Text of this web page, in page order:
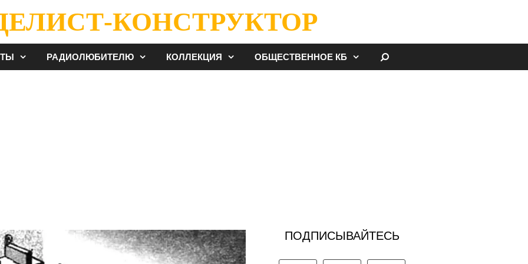
КОНСТРУКТОР
РАДИОЛЮБИТЕЛЮ КОЛЛЕКЦИЯ ОБЩЕСТВЕННОЕ КБ
ПОДПИСЫВАЙТЕСЬ